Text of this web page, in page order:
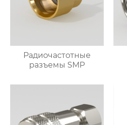
Радиочастотные
разъемы SMP